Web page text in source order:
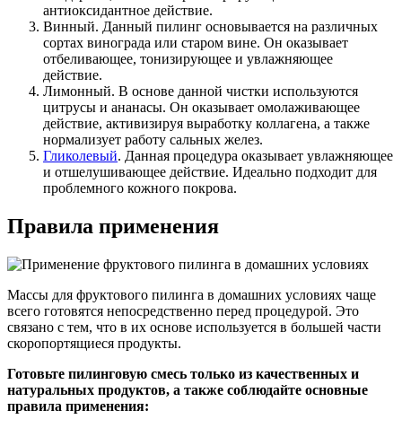
антиоксидантное действие.
Винный. Данный пилинг основывается на различных
сортах винограда или старом вине. Он оказывает
отбеливающее, тонизирующее и увлажняющее
действие.
Лимонный. В основе данной чистки используются
цитрусы и ананасы. Он оказывает омолаживающее
действие, активизируя выработку коллагена, а также
нормализует работу сальных желез.
Гликолевый. Данная процедура оказывает увлажняющее
и отшелушивающее действие. Идеально подходит для
проблемного кожного покрова.
Правила применения
Массы для фруктового пилинга в домашних условиях чаще
всего готовятся непосредственно перед процедурой. Это
связано с тем, что в их основе используется в большей части
скоропортящиеся продукты.
Готовьте пилинговую смесь только из качественных и
натуральных продуктов, а также соблюдайте основные
правила применения: